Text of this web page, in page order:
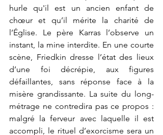
hurle qu'il est un ancien enfant de
chœur et qu’il mérite la charité de
l’Église. Le père Karras l’observe un
instant, la mine interdite. En une courte
scène, Friedkin dresse l’état des lieux
d’une foi décrépie, aux figures
défaillantes, sans réponse face à la
misère grandissante. La suite du long-
métrage ne contredira pas ce propos :
malgré la ferveur avec laquelle il est
accompli, le rituel d’exorcisme sera un